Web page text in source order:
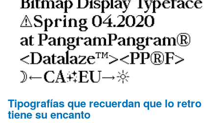
Tipografías que recuerdan que lo retro
tiene su encanto